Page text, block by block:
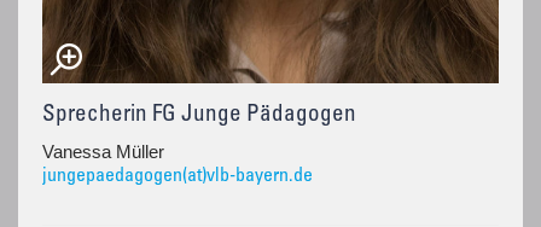
Sprecherin FG Junge Pädagogen
Vanessa Müller
jungepaedagogen(at)vlb-bayern.de